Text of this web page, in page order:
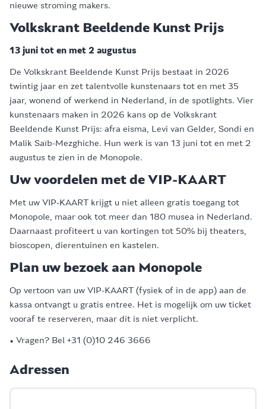
nieuwe stroming makers.
Volkskrant Beeldende Kunst Prijs
13 juni tot en met 2 augustus
De Volkskrant Beeldende Kunst Prijs bestaat in 2026
twintig jaar en zet talentvolle kunstenaars tot en met 35
jaar, wonend of werkend in Nederland, in de spotlights. Vier
kunstenaars maken in 2026 kans op de Volkskrant
Beeldende Kunst Prijs: afra eisma, Levi van Gelder, Sondi en
Malik Saïb-Mezghiche. Hun werk is van 13 juni tot en met 2
augustus te zien in de Monopole.
Uw voordelen met de VIP-KAART
Met uw VIP-KAART krijgt u niet alleen gratis toegang tot
Monopole, maar ook tot meer dan 180 musea in Nederland.
Daarnaast profiteert u van kortingen tot 50% bij theaters,
bioscopen, dierentuinen en kastelen.
Plan uw bezoek aan Monopole
Op vertoon van uw VIP-KAART (fysiek of in de app) aan de
kassa ontvangt u gratis entree. Het is mogelijk om uw ticket
vooraf te reserveren, maar dit is niet verplicht.
• Vragen? Bel +31 (0)10 246 3666
Adressen